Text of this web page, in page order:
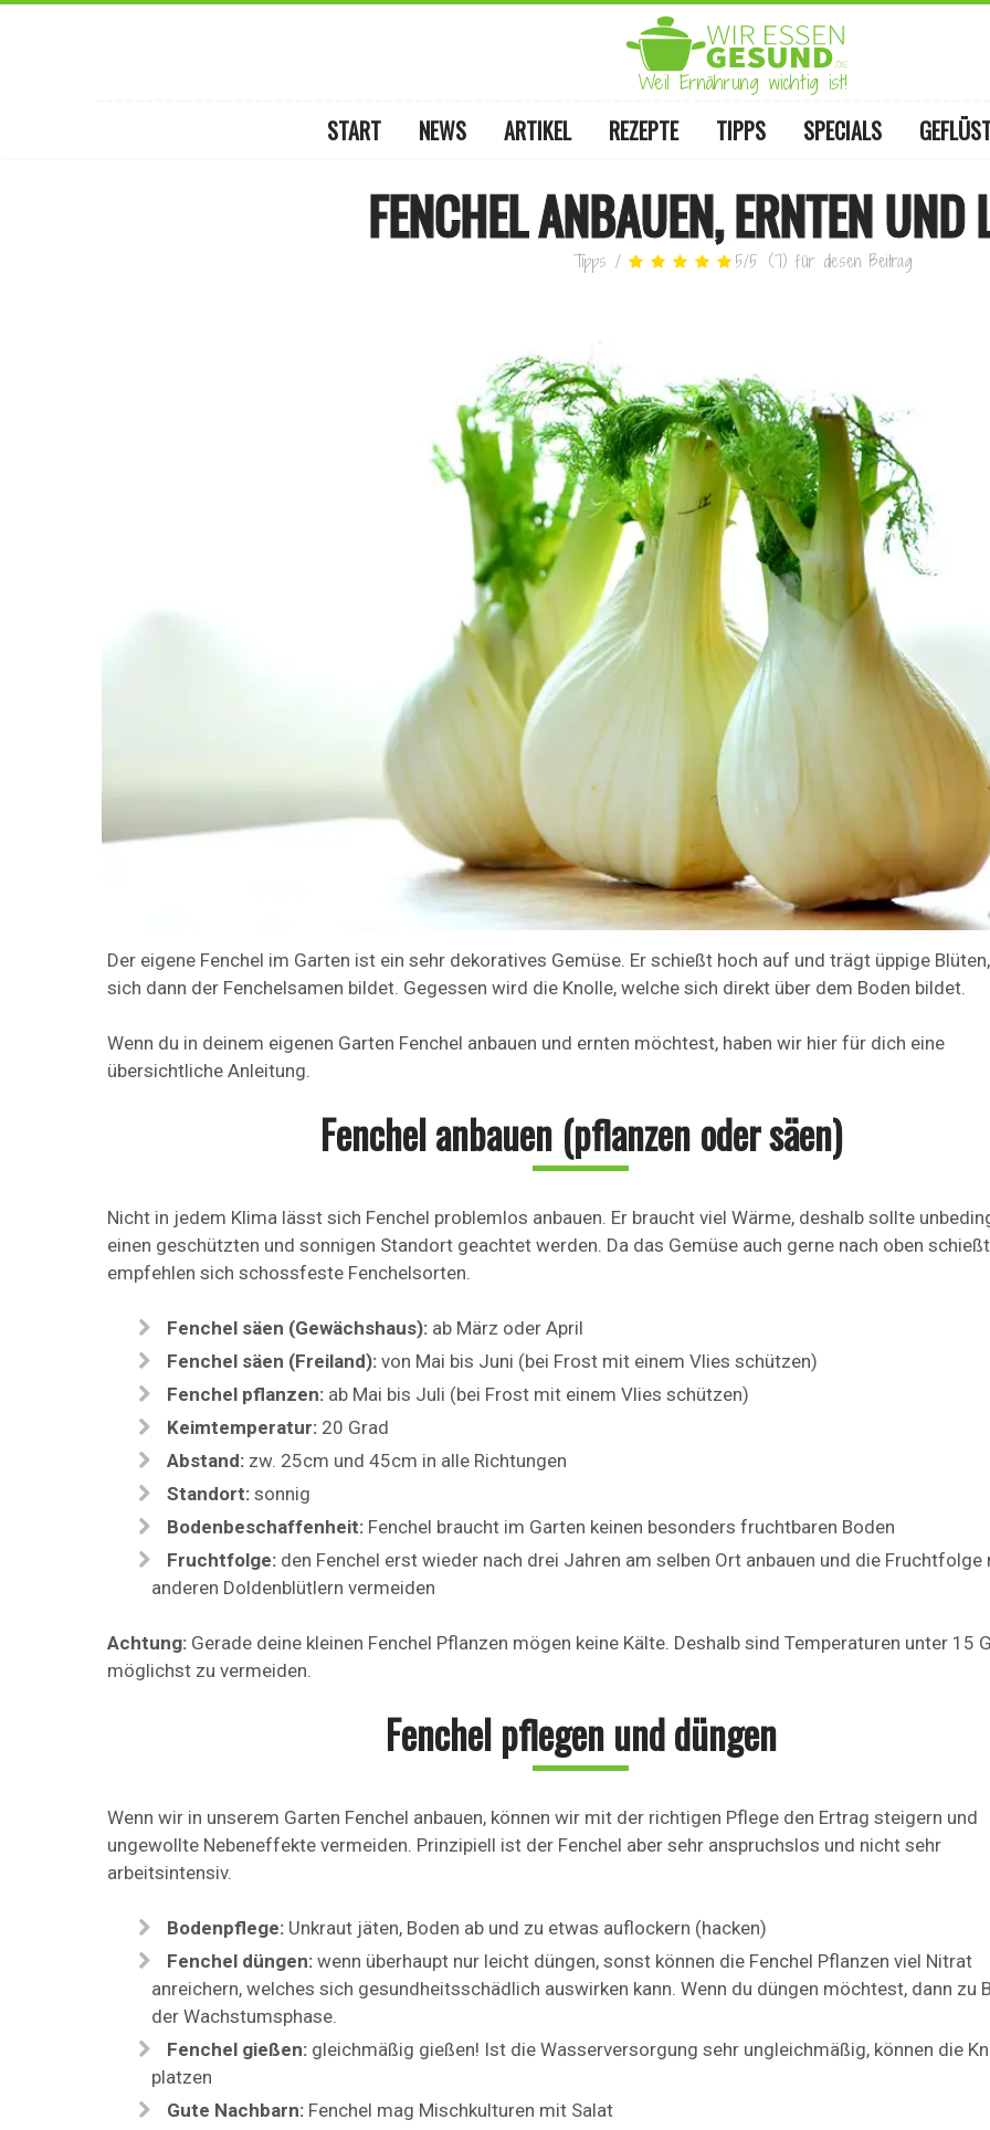
Weil Ernährung wichtig ist!
START NEWS ARTIKEL REZEPTE TIPPS SPECIALS
FENCHEL ANBAUEN, ERNTEN UND
Tipps / 5/5 (7) für diesen Beitrag
Der eigene Fenchel im Garten ist ein sehr dekoratives Gemüse. Er schießt hoch auf und trägt üppige
sich dann der Fenchelsamen bildet. Gegessen wird die Knolle, welche sich direkt über dem Boden bildet.
Wenn du in deinem eigenen Garten Fenchel anbauen und ernten möchtest, haben wir hier für dich eine
übersichtliche Anleitung.
Fenchel anbauen (pflanzen oder säen)
Nicht in jedem Klima lässt sich Fenchel problemlos anbauen. Er braucht viel Wärme, deshalb sollte
einen geschützten und sonnigen Standort geachtet werden. Da das Gemüse auch gerne nach oben schießt
empfehlen sich schossfeste Fenchelsorten.
Fenchel säen (Gewächshaus): ab März oder April
Fenchel säen (Freiland): von Mai bis Juni (bei Frost mit einem Vlies schützen)
Fenchel pflanzen: ab Mai bis Juli (bei Frost mit einem Vlies schützen)
Keimtemperatur: 20 Grad
Abstand: zw. 25cm und 45cm in alle Richtungen
Standort: sonnig
Bodenbeschaffenheit: Fenchel braucht im Garten keinen besonders fruchtbaren Boden
Fruchtfolge: den Fenchel erst wieder nach drei Jahren am selben Ort anbauen und die Fruchtfolge
anderen Doldenblütlern vermeiden
Achtung: Gerade deine kleinen Fenchel Pflanzen mögen keine Kälte. Deshalb sind Temperaturen unter 15
möglichst zu vermeiden.
Fenchel pflegen und düngen
Wenn wir in unserem Garten Fenchel anbauen, können wir mit der richtigen Pflege den Ertrag steigern und
ungewollte Nebeneffekte vermeiden. Prinzipiell ist der Fenchel aber sehr anspruchslos und nicht sehr
arbeitsintensiv.
Bodenpflege: Unkraut jäten, Boden ab und zu etwas auflockern (hacken)
Fenchel düngen: wenn überhaupt nur leicht düngen, sonst können die Fenchel Pflanzen viel Nitrat
anreichern, welches sich gesundheitsschädlich auswirken kann. Wenn du düngen möchtest, dann zu
der Wachstumsphase.
Fenchel gießen: gleichmäßig gießen! Ist die Wasserversorgung sehr ungleichmäßig, können die
platzen
Gute Nachbarn: Fenchel mag Mischkulturen mit Salat